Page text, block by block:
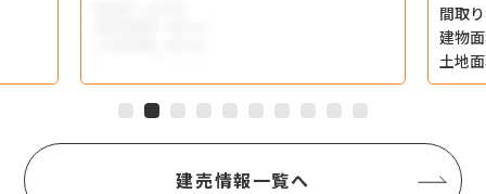
間取
建物
土地
建売情報一覧へ